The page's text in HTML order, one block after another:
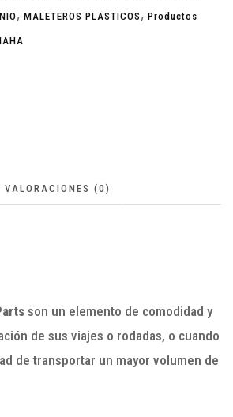
, MALETEROS PLASTICOS , Productos
VALORACIONES (0)
son un elemento de comodidad y
de sus viajes o rodadas, o cuando
de transportar un mayor volumen de